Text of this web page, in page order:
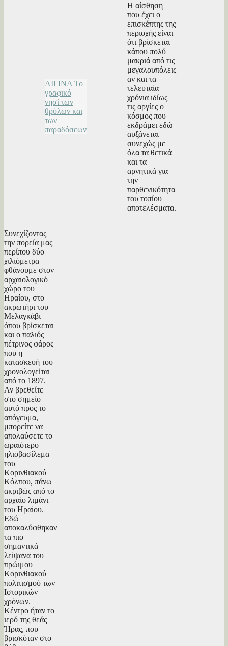
ΑΙΓΙΝΑ Το
γραφικό
νησί των
θρύλων και
των
παραδόσεων
Η αίσθηση
που έχει ο
επισκέπτης της
περιοχής είναι
ότι βρίσκεται
κάπου πολύ
μακριά από τις
μεγαλουπόλεις
αν και τα
τελευταία
χρόνια ιδίως
τις αργίες ο
κόσμος που
εκδράμει εδώ
αυξάνεται
συνεχώς με
όλα τα θετικά
και τα
αρνητικά για
την
παρθενικότητα
του τοπίου
αποτελέσματα.
Συνεχίζοντας
την πορεία μας
περίπου δύο
χιλιόμετρα
φθάνουμε στον
αρχαιολογικό
χώρο του
Ηραίου, στο
ακρωτήρι του
Μελαγκάβι
όπου βρίσκεται
και ο παλιός
πέτρινος φάρος
που η
κατασκευή του
χρονολογείται
από το 1897.
Αν βρεθείτε
στο σημείο
αυτό προς το
απόγευμα,
μπορείτε να
απολαύσετε το
ωραιότερο
ηλιοβασίλεμα
του
Κορινθιακού
Κόλπου, πάνω
ακριβώς από το
αρχαίο λιμάνι
του Ηραίου.
Εδώ
αποκαλύφθηκαν
τα πιο
σημαντικά
λείψανα του
πρώιμου
Κορινθιακού
πολιτισμού των
Ιστορικών
χρόνων.
Κέντρο ήταν το
ιερό της θεάς
Ήρας, που
βρισκόταν στο